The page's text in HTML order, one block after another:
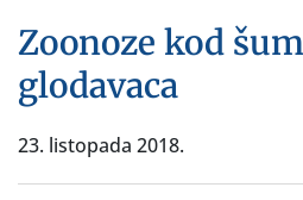
Zoonoze kod
glodavaca
23. listopada 2018.